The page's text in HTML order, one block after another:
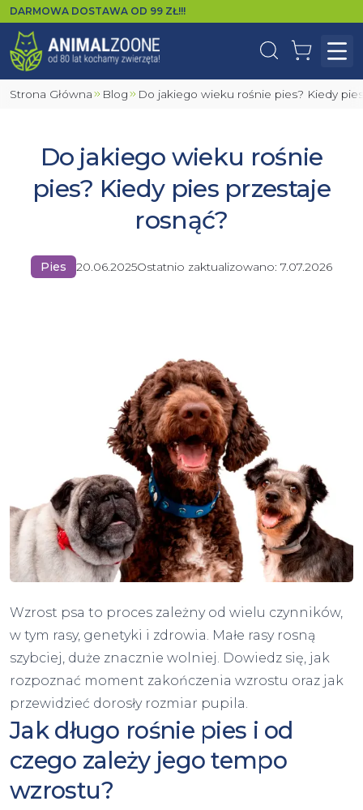
DARMOWA DOSTAWA OD 99 ZŁ!!!
WyszukajKoszyk
Strona Główna Blog Do jakiego wieku rośnie pies? Kiedy
Do jakiego wieku rośnie
pies? Kiedy pies przestaje
rosnąć?
Pies 20.06.2025Ostatnio zaktualizowano: 7.07.2026
Wzrost psa to proces zależny od wielu czynników,
w tym rasy, genetyki i zdrowia. Małe rasy rosną
szybciej, duże znacznie wolniej. Dowiedz się, jak
rozpoznać moment zakończenia wzrostu oraz jak
przewidzieć dorosły rozmiar pupila.
Jak długo rośnie pies i od
czego zależy jego tempo
wzrostu?